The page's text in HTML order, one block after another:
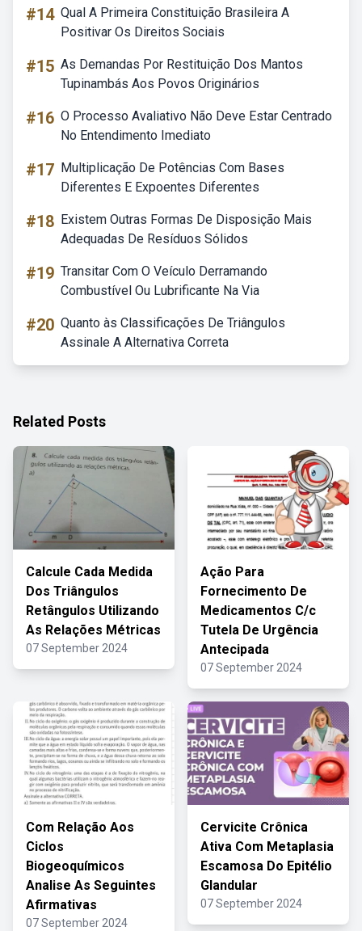
#14 Qual A Primeira Constituição Brasileira A
Positivar Os Direitos Sociais
#15 As Demandas Por Restituição Dos Mantos
Tupinambás Aos Povos Originários
#16 O Processo Avaliativo Não Deve Estar Centrado
No Entendimento Imediato
#17 Multiplicação De Potências Com Bases
Diferentes E Expoentes Diferentes
#18 Existem Outras Formas De Disposição Mais
Adequadas De Resíduos Sólidos
#19 Transitar Com O Veículo Derramando
Combustível Ou Lubrificante Na Via
#20 Quanto às Classificações De Triângulos
Assinale A Alternativa Correta
Related Posts
Calcule Cada Medida
Dos Triângulos
Retângulos Utilizando
As Relações Métricas
07 September 2024
Ação Para
Fornecimento De
Medicamentos C/c
Tutela De Urgência
Antecipada
07 September 2024
Com Relação Aos
Ciclos
Biogeoquímicos
Analise As Seguintes
Afirmativas
07 September 2024
Cervicite Crônica
Ativa Com Metaplasia
Escamosa Do Epitélio
Glandular
07 September 2024